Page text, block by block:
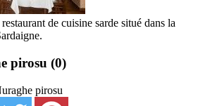
de cuisine sarde situé dans la
pirosu (0)
pirosu